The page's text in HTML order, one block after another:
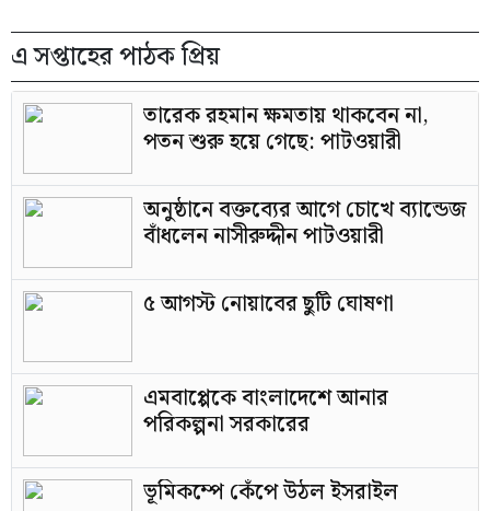
এ সপ্তাহের পাঠক প্রিয়
তারেক রহমান ক্ষমতায় থাকবেন না,
পতন শুরু হয়ে গেছে: পাটওয়ারী
অনুষ্ঠানে বক্তব্যের আগে চোখে ব্যান্ডেজ
বাঁধলেন নাসীরুদ্দীন পাটওয়ারী
৫ আগস্ট নোয়াবের ছুটি ঘোষণা
এমবাপ্পেকে বাংলাদেশে আনার
পরিকল্পনা সরকারের
ভূমিকম্পে কেঁপে উঠল ইসরাইল